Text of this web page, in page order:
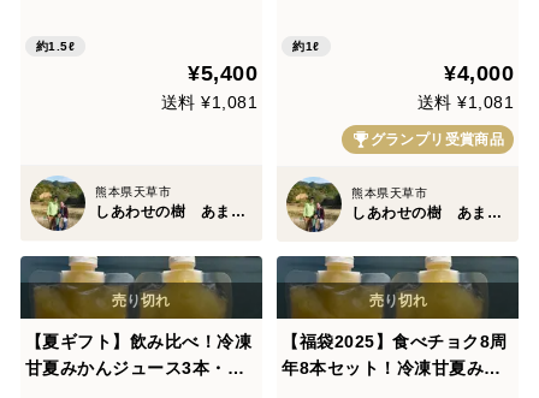
約1.5ℓ
¥5,400
送料 ¥1,081
熊本県天草市
しあわせの樹 あまくさ
約1ℓ
¥4,000
送料 ¥1,081
グランプリ受賞商品
熊本県天草市
しあわせの樹 あまくさ
【夏ギフト】飲み比べ！冷凍
甘夏みかんジュース3本・冷
【福袋2025】食べチョク8周
年8本セット！冷凍甘夏みか